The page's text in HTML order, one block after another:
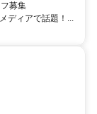
募集
アで話題！...